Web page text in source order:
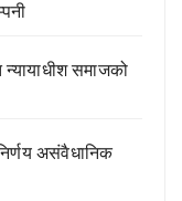
न्यायाधीश समाजको
असंवैधानिक